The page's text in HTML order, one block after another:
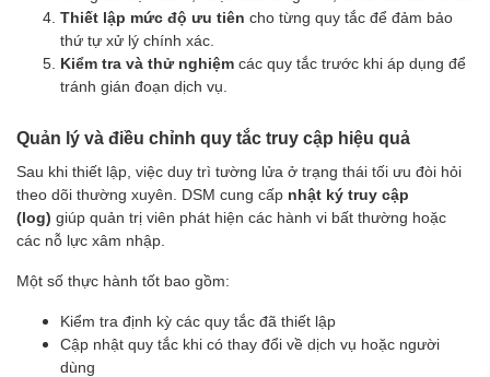
Thiết lập mức độ ưu tiên cho từng quy tắc để đảm bảo
thứ tự xử lý chính xác.
Kiểm tra và thử nghiệm các quy tắc trước khi áp dụng để
tránh gián đoạn dịch vụ.
Quản lý và điều chỉnh quy tắc truy cập hiệu quả
Sau khi thiết lập, việc duy trì tường lửa ở trạng thái tối ưu đòi hỏi
theo dõi thường xuyên. DSM cung cấp nhật ký truy cập
(log) giúp quản trị viên phát hiện các hành vi bất thường hoặc
các nỗ lực xâm nhập.
Một số thực hành tốt bao gồm:
Kiểm tra định kỳ các quy tắc đã thiết lập
Cập nhật quy tắc khi có thay đổi về dịch vụ hoặc người
dùng